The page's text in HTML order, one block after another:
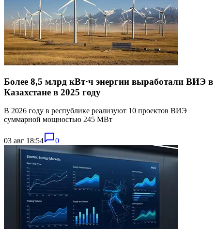
Более 8,5 млрд кВт·ч энергии выработали ВИЭ в
Казахстане в 2025 году
В 2026 году в республике реализуют 10 проектов ВИЭ
суммарной мощностью 245 МВт
03 авг 18:54 0